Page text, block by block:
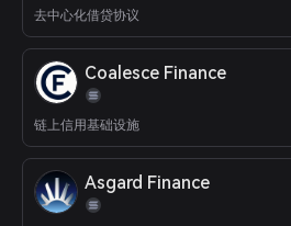
去中心化借贷协议
Coalesce Finance
链上信用基础设施
Asgard Finance